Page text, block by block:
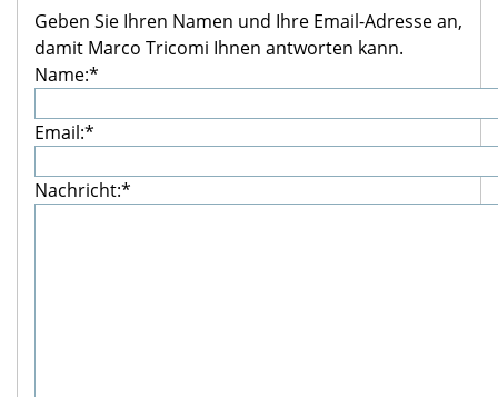
Geben Sie Ihren Namen und Ihre Email-Adresse an,
damit Marco Tricomi Ihnen antworten kann.
Name:*
Email:*
Nachricht:*